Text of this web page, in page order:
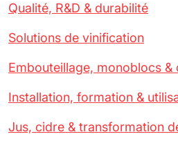
Qualité, R&D & durabilité
Solutions de vinification
Embouteillage, monoblocs
Installation, formation &
Jus, cidre & transformation